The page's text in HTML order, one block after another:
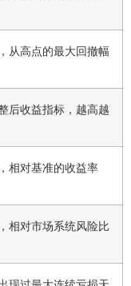
从高点的最大回撤幅
后收益指标，越高越
相对基准的收益率
相对市场系统风险比